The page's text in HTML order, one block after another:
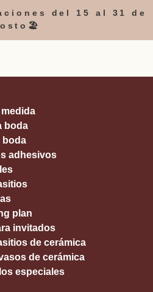
del 15 al 31 de
medida
boda
boda
adhesivos
plan
invitados
de cerámica
de cerámica
especiales